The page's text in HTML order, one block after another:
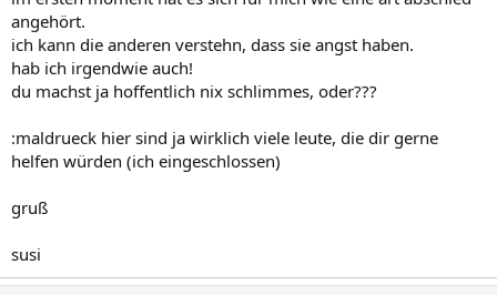
angehört.
ich kann die anderen verstehn, dass sie angst haben.
hab ich irgendwie auch!
du machst ja hoffentlich nix schlimmes, oder???
:maldrueck hier sind ja wirklich viele leute, die dir gerne
helfen würden (ich eingeschlossen)
gruß
susi